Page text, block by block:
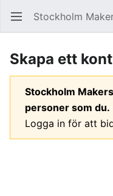
Öppna huvudmenyn Stockholm
Skapa ett
Stockholm
personer som du.
Logga in för att